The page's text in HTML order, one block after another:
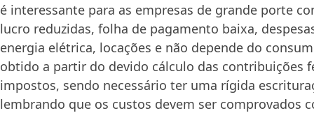
é interessante para as empresas de grande porte
lucro reduzidas, folha de pagamento baixa,
energia elétrica, locações e não depende do
obtido a partir do devido cálculo das contribuições
impostos, sendo necessário ter uma rígida
lembrando que os custos devem ser comprovados